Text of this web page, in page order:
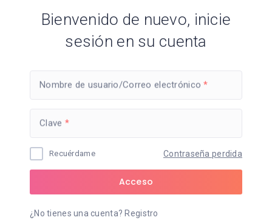
Bienvenido de nuevo, inicie
sesión en su cuenta
Nombre de usuario/Correo electrónico
Clave
Recuérdame Contraseña perdida
Acceso
¿No tienes una cuenta? Registro